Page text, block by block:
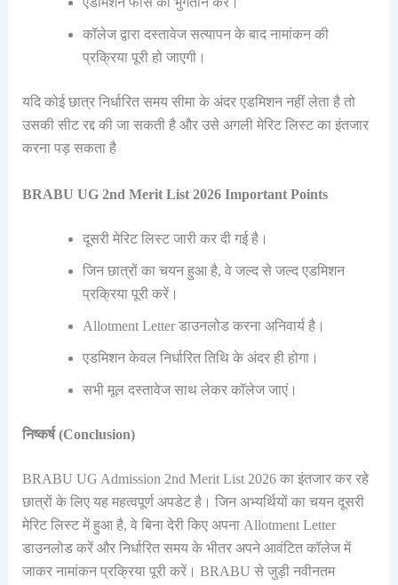
कॉलेज द्वारा दस्तावेज सत्यापन के बाद नामांकन की
प्रक्रिया पूरी हो जाएगी।
यदि कोई छात्र निर्धारित समय सीमा के अंदर एडमिशन नहीं लेता है तो
उसकी सीट रद्द की जा सकती है और उसे अगली मेरिट लिस्ट का इंतजार
करना पड़ सकता है
BRABU UG 2nd Merit List 2026 Important Points
दूसरी मेरिट लिस्ट जारी कर दी गई है।
जिन छात्रों का चयन हुआ है, वे जल्द से जल्द एडमिशन
प्रक्रिया पूरी करें।
Allotment Letter डाउनलोड करना अनिवार्य है।
एडमिशन केवल निर्धारित तिथि के अंदर ही होगा।
सभी मूल दस्तावेज साथ लेकर कॉलेज जाएं।
निष्कर्ष (Conclusion)
BRABU UG Admission 2nd Merit List 2026 का इंतजार कर रहे
छात्रों के लिए यह महत्वपूर्ण अपडेट है। जिन अभ्यर्थियों का चयन दूसरी
मेरिट लिस्ट में हुआ है, वे बिना देरी किए अपना Allotment Letter
डाउनलोड करें और निर्धारित समय के भीतर अपने आवंटित कॉलेज में
जाकर नामांकन प्रक्रिया पूरी करें। BRABU से जुड़ी नवीनतम